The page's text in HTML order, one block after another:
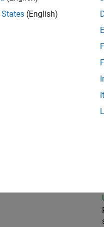
States (English)